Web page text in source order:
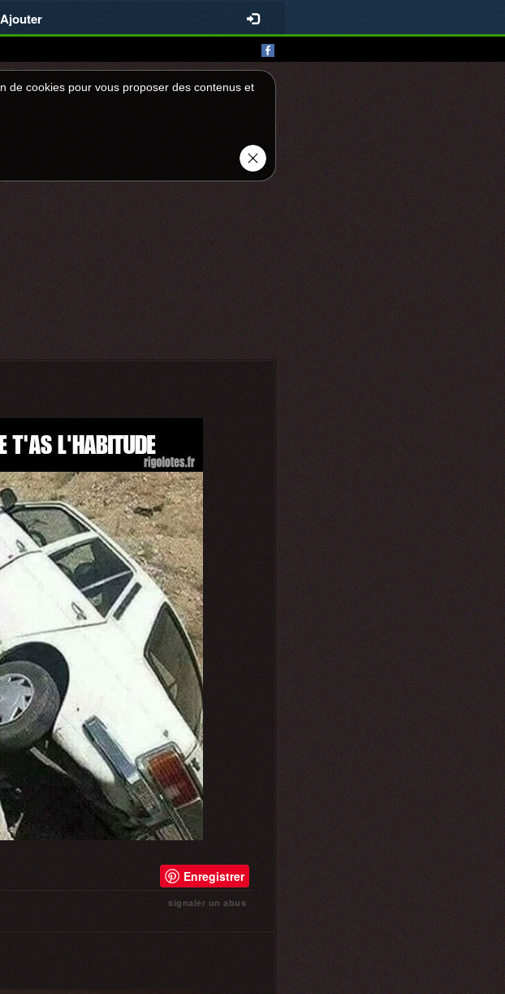
Ajouter
de cookies pour vous proposer des contenus et
Enregistrer
signaler un abus